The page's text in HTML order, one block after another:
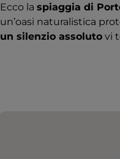
Ecco la spiaggia di
un’oasi naturalistica
un silenzio assoluto vi